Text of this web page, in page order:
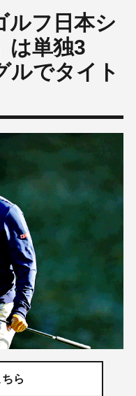
ルフ日本シ
は単独3
ルでタイト
ら